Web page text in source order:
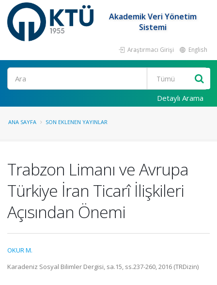
Akademik Veri Yönetim
Sistemi
Araştırmacı Girişi English
Ara
Detaylı Arama
ANA SAYFA SON EKLENEN YAYINLAR
Trabzon Limanı ve Avrupa
Türkiye İran Ticarî İlişkileri
Açısından Önemi
OKUR M.
Karadeniz Sosyal Bilimler Dergisi, sa.15, ss.237-260, 2016 (TRDizin)